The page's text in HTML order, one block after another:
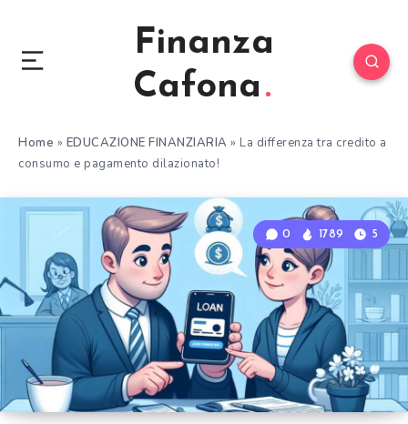
Finanza
Cafona
Home » EDUCAZIONE FINANZIARIA » La differenza tra credito a
consumo e pagamento dilazionato!
0 1789 5